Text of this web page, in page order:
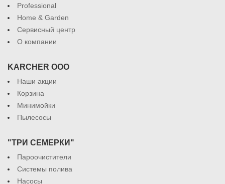
Professional
Home & Garden
Сервисный центр
О компании
KARCHER ООО
Наши акции
Корзина
Минимойки
Пылесосы
"ТРИ СЕМЕРКИ"
Пароочистители
Системы полива
Насосы